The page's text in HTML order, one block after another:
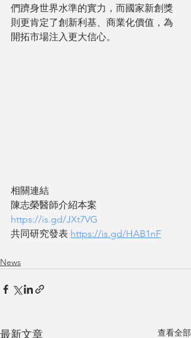
們躋身世界水準的實力，而國家新創獎
則更肯定了創新利基、商業化價值，為
開拓市場注入更大信心。
相關連結
陳志榮醫師介紹本案
https://is.gd/JXt7VG
共同研究發表 https://is.gd/HAB1nF
News
最新文章 查看全部